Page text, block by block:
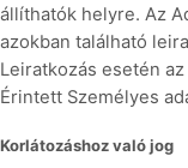
állíthatók helyre. Az
azokban található
Leiratkozás esetén
Érintett Személyes
Korlátozáshoz való jog